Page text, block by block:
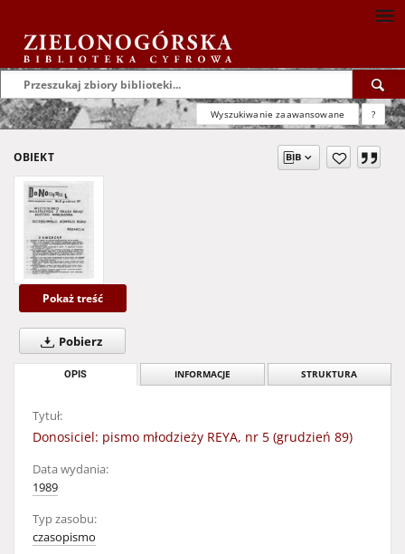
Wyszukiwanie zaawansowane ?
OBIEKT
Pokaż treść
Pobierz
OPIS INFORMACJE STRUKTURA
Tytuł:
Donosiciel: pismo młodzieży REYA, nr 5 (grudzień 89)
Data wydania:
1989
Typ zasobu:
czasopismo